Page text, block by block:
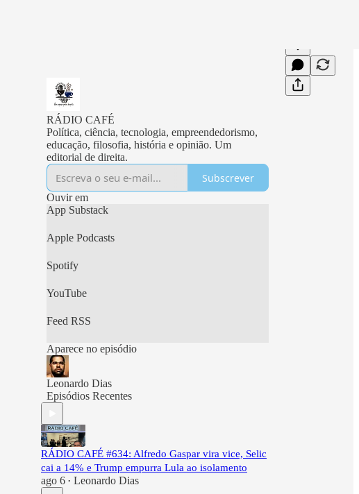
RÁDIO CAFÉ
Política, ciência, tecnologia, empreendedorismo,
educação, filosofia, história e opinião. Um
editorial de direita.
Subscrever
Ouvir em
App Substack
Apple Podcasts
Spotify
YouTube
Feed RSS
Aparece no episódio
Leonardo Dias
Episódios Recentes
RÁDIO CAFÉ #634: Alfredo Gaspar vira vice, Selic
cai a 14% e Trump empurra Lula ao isolamento
ago 6 • Leonardo Dias